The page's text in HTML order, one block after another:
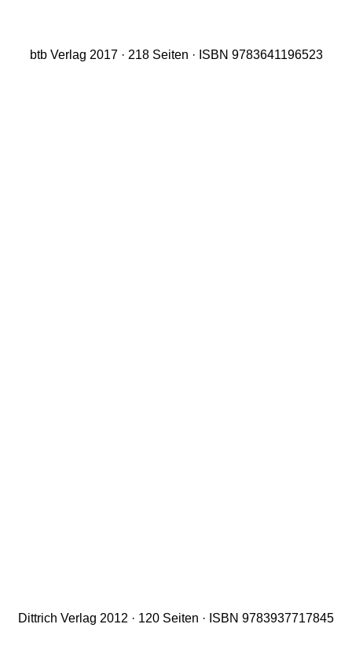
btb Verlag 2017 · 218 Seiten · ISBN 9783641196523
Dittrich Verlag 2012 · 120 Seiten · ISBN 9783937717845